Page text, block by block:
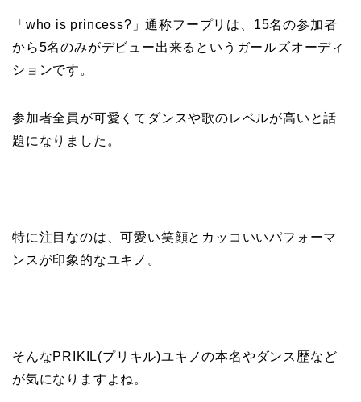
「who is princess?」通称フープリは、15名の参加者
から5名のみがデビュー出来るというガールズオーディ
ションです。
参加者全員が可愛くてダンスや歌のレベルが高いと話
題になりました。
特に注目なのは、可愛い笑顔とカッコいいパフォーマ
ンスが印象的なユキノ。
そんなPRIKIL(プリキル)ユキノの本名やダンス歴など
が気になりますよね。